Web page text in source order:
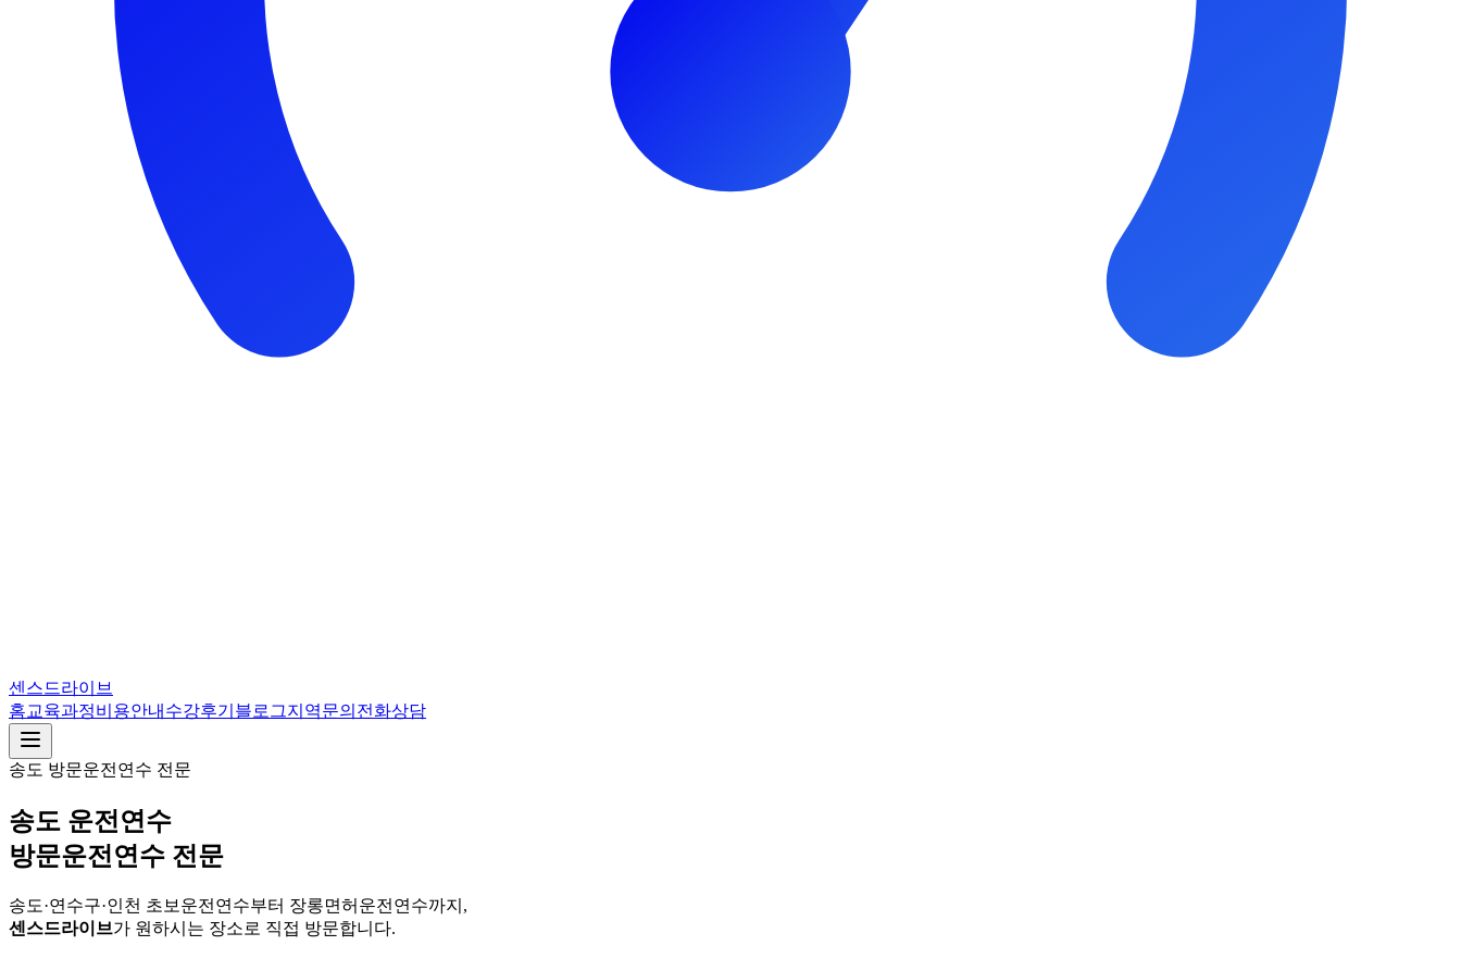
센스드라이브
홈교육과정비용안내 수강후기 블로그지역문의 전화상담
송도 방문운전연수 전문
송도 운전연수
방문운전연수 전문
송도·연수구·인천 초보운전연수부터 장롱면허운전연수까지,
센스드라이브가 원하시는 장소로 직접 방문합니다.